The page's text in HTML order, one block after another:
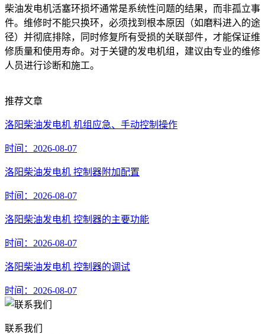
柴油发电机活塞环损坏通常是系统性问题的结果，而非孤立事
件。维修时不能只换环，必须找到根本原因（如磨料进入的途
径）并彻底排除，同时修复所有受损的关联部件，才能保证维
修质量和使用寿命。对于关键的发电机组，建议由专业的维修
人员进行诊断和施工。
推荐文章
洛阳柴油发电机 机组应急、手动控制操作
时间：2026-08-07
洛阳柴油发电机 控制器附加配置
时间：2026-08-07
洛阳柴油发电机 控制器的主要功能
时间：2026-08-07
洛阳柴油发电机 控制器的调试
时间：2026-08-07
联系我们